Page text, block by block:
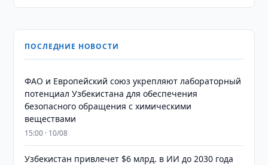
ПОСЛЕДНИЕ НОВОСТИ
ФАО и Европейский союз укрепляют лабораторный
потенциал Узбекистана для обеспечения
безопасного обращения с химическими
веществами
15:00 · 10/08
Узбекистан привлечет $6 млрд. в ИИ до 2030 года